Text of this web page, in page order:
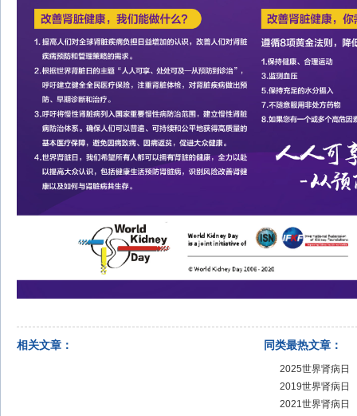
相关文章： 同类最热文章：
2025世界肾病日
2019世界肾病日
2021世界肾病日